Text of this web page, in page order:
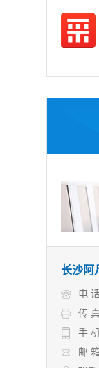
长沙阿
电 话
传 真
手 机
邮 箱